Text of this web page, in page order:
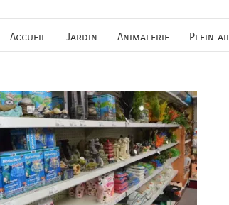
Accueil Jardin Animalerie Plein